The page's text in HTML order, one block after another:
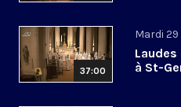
37:00
Mardi
à St-